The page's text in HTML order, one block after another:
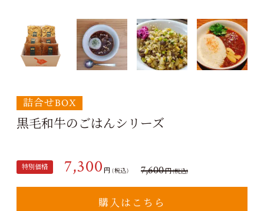
詰合せBOX
黒毛和牛のごはんシリーズ
特別価格 7,300 円 (税込) 7,600円(税込)
購入はこちら